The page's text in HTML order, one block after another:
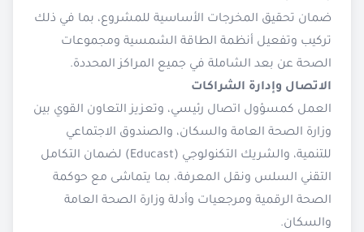
ضمان تحقيق المخرجات الأساسية للمشروع، بما في ذلك
تركيب وتفعيل أنظمة الطاقة الشمسية ومجموعات
الصحة عن بعد الشاملة في جميع المراكز المحددة.
الاتصال وإدارة الشراكات
العمل كمسؤول اتصال رئيسي، وتعزيز التعاون القوي بين
وزارة الصحة العامة والسكان، والصندوق الاجتماعي
للتنمية، والشريك التكنولوجي (Educast) لضمان التكامل
التقني السلس ونقل المعرفة، بما يتماشى مع حوكمة
الصحة الرقمية ومرجعيات وأدلة وزارة الصحة العامة
والسكان.